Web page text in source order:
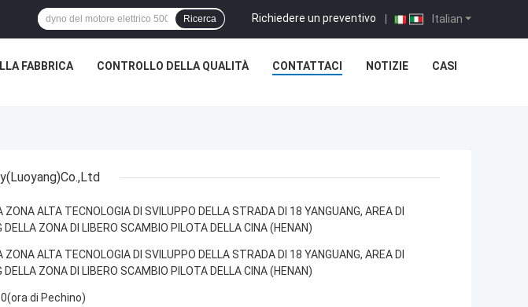
Italian
Richiedere un preventivo |
Ricerca
FABBRICA CONTROLLO DELLA QUALITÀ CONTATTACI NOTIZIE CASI
ZONA ALTA TECNOLOGIA DI SVILUPPO DELLA STRADA DI 18 YANGUANG, AREA DI
DELLA ZONA DI LIBERO SCAMBIO PILOTA DELLA CINA (HENAN)
ZONA ALTA TECNOLOGIA DI SVILUPPO DELLA STRADA DI 18 YANGUANG, AREA DI
DELLA ZONA DI LIBERO SCAMBIO PILOTA DELLA CINA (HENAN)
di Pechino)